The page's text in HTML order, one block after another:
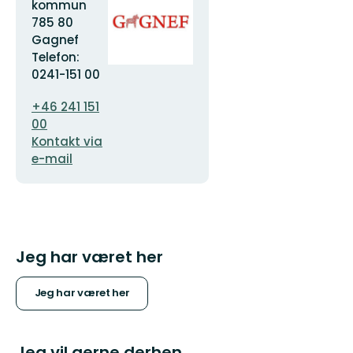
kommun
785 80
Gagnef
Telefon:
0241-151 00
mailadresse
+46 241 151
00
Kontakt via
e-mail
Jeg har været her
Jeg har været her